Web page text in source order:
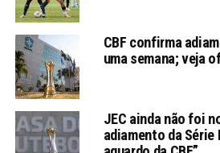
CBF confirma
uma semana; veja
JEC ainda não foi
adiamento da Série